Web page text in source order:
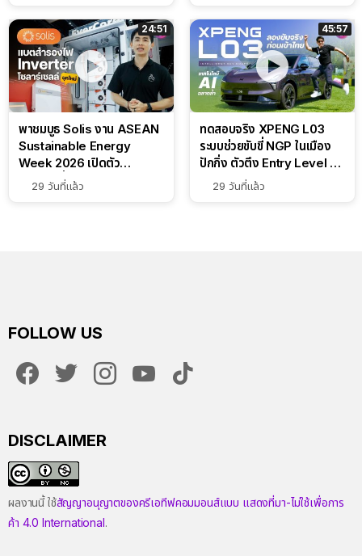
24:51
พาชมบูธ Solis งาน ASEAN
Sustainable Energy
Week 2026 เปิดตัว
แบตเตอรี่ IntelliHouse และ
29 วันที่แล้ว
45:57
ทดสอบจริง XPENG L03
ระบบช่วยขับขี่ NGP ในเมือง
ปักกิ่ง ตัวตึง Entry Level ที่
ทำได้เกินตัว
29 วันที่แล้ว
FOLLOW US
DISCLAIMER
ผลงานนี้ ใช้สัญญาอนุญาตของครีเอทีฟคอมมอนส์แบบ แสดงที่มา-ไม่ใช้เพื่อการ
ค้า 4.0 International.